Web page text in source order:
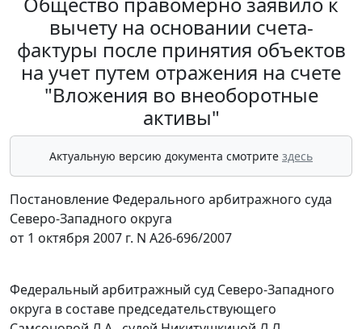
вычету на основании счета-
фактуры после принятия объектов
на учет путем отражения на счете
"Вложения во внеоборотные
активы"
Актуальную версию документа смотрите здесь
Постановление Федерального арбитражного суда
Северо-Западного округа
от 1 октября 2007 г. N А26-696/2007
Федеральный арбитражный суд Северо-Западного
округа в составе председательствующего